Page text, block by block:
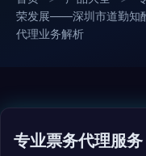
荣发展——深圳市道勤知
代理业务解析
专业票务代理服